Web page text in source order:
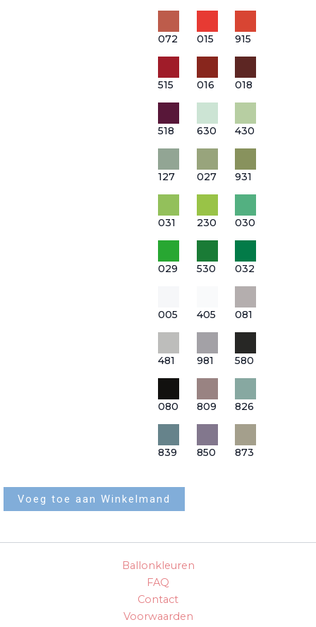
072 015 915
515 016 018
518 630 430
127 027 931
031 230 030
029 530 032
005 405 081
481 981 580
080 809 826
839 850 873
Voeg toe aan Winkelmand
Ballonkleuren
FAQ
Contact
Voorwaarden